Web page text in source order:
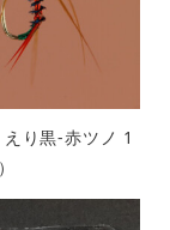
えり黒-赤ツノ 1